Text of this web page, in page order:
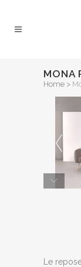
MONA
Home >
Le